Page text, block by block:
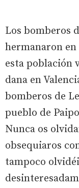
Los bomberos
hermanaron
esta población
dana en
bomberos de
pueblo de
Nunca os
obsequiaros
tampoco